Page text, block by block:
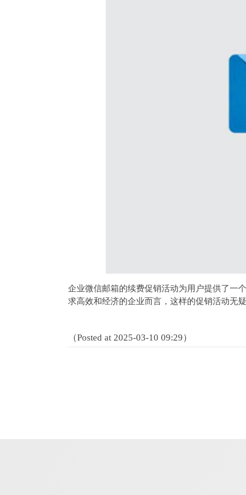
企业微信邮箱的续费促销活动为用户提供了一
求高效和经济的企业而言，这样的促销活动无
（Posted at 2025-03-10 09:29）